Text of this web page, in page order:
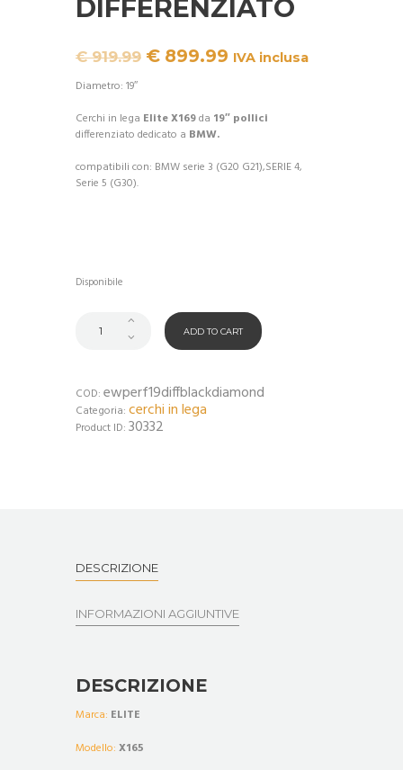
DIFFERENZIATO
€919.99 Il
€ 919.99.
€ 899.99 Il
€ 899.99.
IVA inclusa
Diametro: 19″
Cerchi in lega Elite X169da 19″ pollici
differenziato dedicato a BMW.
compatibili con: BMW serie 3 (G20 G21),SERIE 4,
Serie 5 (G30).
Disponibile
ADD TO CART
COD: ewperf19diffblackdiamond
Categoria: cerchi in lega
Product ID: 30332
DESCRIZIONE
INFORMAZIONI AGGIUNTIVE
DESCRIZIONE
Marca: ELITE
Modello: X165